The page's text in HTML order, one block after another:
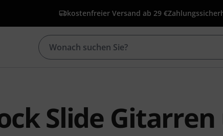
kostenfreier Versand ab 29 €
Slide